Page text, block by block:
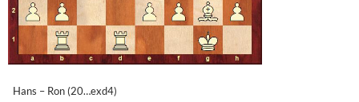
Hans – Ron (20…exd4)